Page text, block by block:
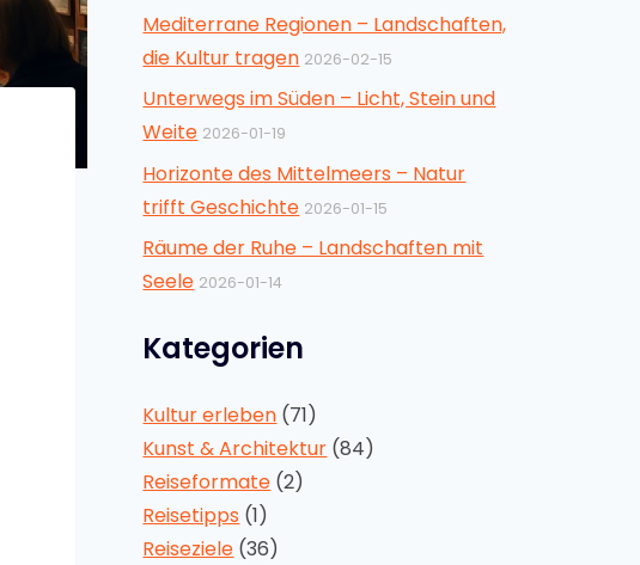
Mediterrane Regionen – Landschaften,
die Kultur tragen 2026-02-15
Unterwegs im Süden – Licht, Stein und
Weite 2026-01-19
Horizonte des Mittelmeers – Natur
trifft Geschichte 2026-01-15
Räume der Ruhe – Landschaften mit
Seele 2026-01-14
Kategorien
Kultur erleben (71)
Kunst & Architektur (84)
Reiseformate (2)
Reisetipps (1)
Reiseziele (36)